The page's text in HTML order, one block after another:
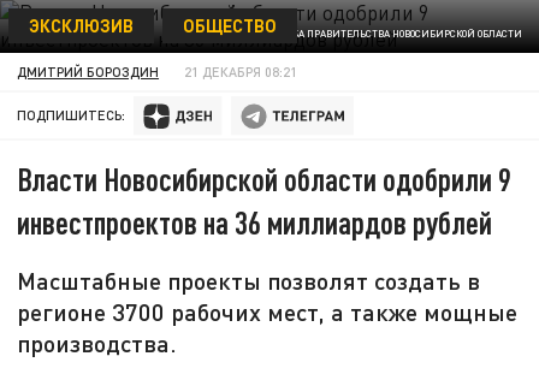
ФОТО: ПРЕСС-СЛУЖБА ПРАВИТЕЛЬСТВА НОВОСИБИРСКОЙ ОБЛАСТИ
ЭКСКЛЮЗИВ ОБЩЕСТВО
ДМИТРИЙ БОРОЗДИН 21 ДЕКАБРЯ 08:21
ПОДПИШИТЕСЬ:
Власти Новосибирской области одобрили 9
инвестпроектов на 36 миллиардов рублей
Масштабные проекты позволят создать в
регионе 3700 рабочих мест, а также мощные
производства.